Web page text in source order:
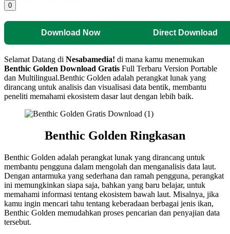
0
Download Now Direct Download
Selamat Datang di Nesabamedia! di mana kamu menemukan
Benthic Golden Download Gratis Full Terbaru Version Portable
dan Multilingual.Benthic Golden adalah perangkat lunak yang
dirancang untuk analisis dan visualisasi data bentik, membantu
peneliti memahami ekosistem dasar laut dengan lebih baik.
Benthic Golden Ringkasan
Benthic Golden adalah perangkat lunak yang dirancang untuk
membantu pengguna dalam mengolah dan menganalisis data laut.
Dengan antarmuka yang sederhana dan ramah pengguna, perangkat
ini memungkinkan siapa saja, bahkan yang baru belajar, untuk
memahami informasi tentang ekosistem bawah laut. Misalnya, jika
kamu ingin mencari tahu tentang keberadaan berbagai jenis ikan,
Benthic Golden memudahkan proses pencarian dan penyajian data
tersebut.